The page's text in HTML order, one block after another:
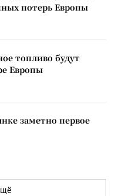
потерь Европы
топливо будут
Европы
заметно первое